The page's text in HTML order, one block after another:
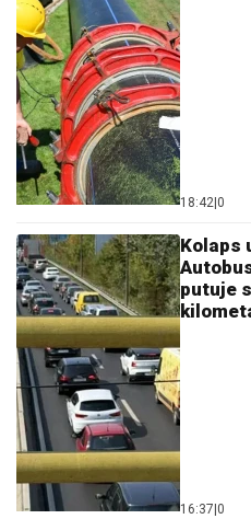
18:42 0
Kolaps
putuje
16:37 0